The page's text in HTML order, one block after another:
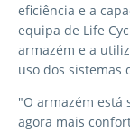
eficiência e a
equipa de Life
armazém e a
uso dos sistemas
"O armazém está
agora mais